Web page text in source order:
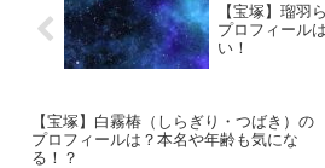
【宝塚】瑠羽
プロフィール
い！
【宝塚】白霧椿（しらぎり・つばき）の
プロフィールは？本名や年齢も気にな
る！？